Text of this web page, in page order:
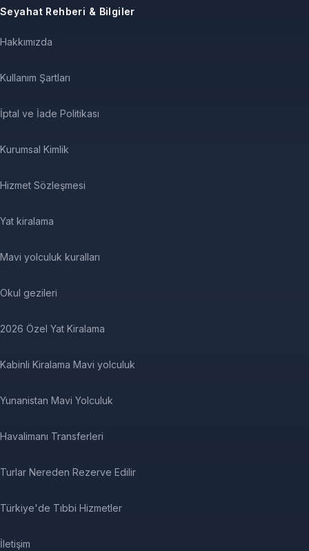
Seyahat Rehberi & Bilgiler
Hakkımızda
Kullanım Şartları
İptal ve İade Politikası
Kurumsal Kimlik
Hizmet Sözleşmesi
Yat kiralama
Mavi yolculuk kuralları
Okul gezileri
2026 Özel Yat Kiralama
Kabinli Kiralama Mavi yolculuk
Yunanistan Mavi Yolculuk
Havalimanı Transferleri
Turlar Nereden Rezerve Edilir
Türkiye'de Tıbbi Hizmetler
İletişim